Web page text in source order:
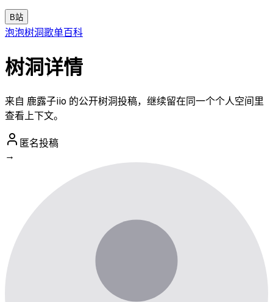
B站
泡泡树洞歌单百科
树洞详情
来自 鹿露子iio 的公开树洞投稿，继续留在同一个个人空间里
查看上下文。
匿名投稿
→